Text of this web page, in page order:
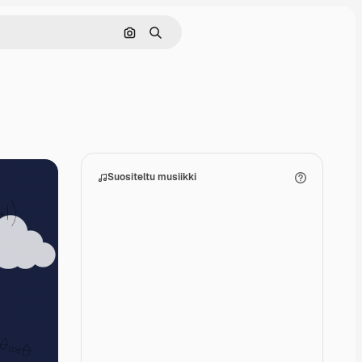
Hae kuvan perusteella
Haku
Suositeltu musiikki